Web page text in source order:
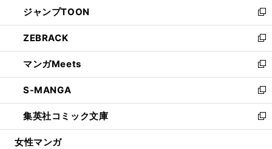
く
で
開
く
ド
ウ
で
開
く
ィ
ン
ド
ウ
で
開
く
い
ウ
ィ
ン
ド
ウ
で
開
く
ジャンプTOON
新
し
い
ウ
ィ
ン
ド
ウ
で
開
ZEBRACK
新
し
い
ウ
ィ
ン
ド
ウ
マンガMeets
新
し
い
ウ
ィ
ン
S-MANGA
新
し
い
ウ
集英社コミック文庫
新
し
女性マンガ